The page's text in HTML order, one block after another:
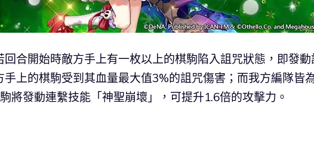
合開始時敵方手上有一枚以上的棋駒陷入詛咒狀態，即發動
上的棋駒受到其血量最大值3%的詛咒傷害；而我方編隊皆
將發動連繫技能「神聖崩壞」，可提升1.6倍的攻擊力。